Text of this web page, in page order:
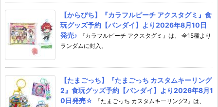
【からぴち】『カラフルピーチ アクスタグミ』食
玩グッズ予約【バンダイ】より2026年8月10日
発売♪
『カラフルピーチ アクスタグミ』は、 全15種より
ランダムに封入。
【たまごっち】『たまごっち カスタムキーリング
2』食玩グッズ予約【バンダイ】より2026年8月1
0日発売☆
『たまごっち カスタムキーリング2』は、